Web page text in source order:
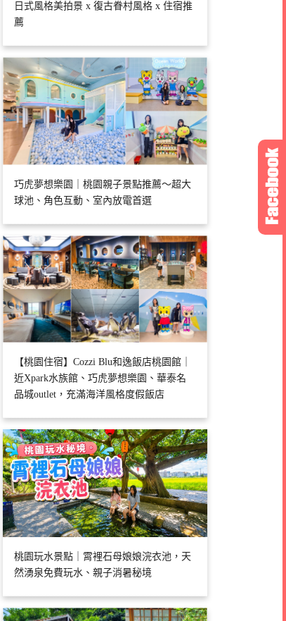
日式風格美拍景 x 復古眷村風格 x 住宿推
薦
巧虎夢想樂園｜桃園親子景點推薦～超大
球池、角色互動、室內放電首選
【桃園住宿】Cozzi Blu和逸飯店桃園館｜
近Xpark水族館、巧虎夢想樂園、華泰名
品城outlet，充滿海洋風格度假飯店
桃園玩水景點｜霄裡石母娘娘浣衣池，天
然湧泉免費玩水、親子消暑秘境